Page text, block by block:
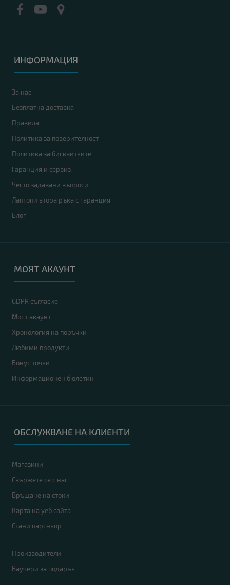
ИНФОРМАЦИЯ
За нас
Безплатна доставка
Правила
Политика за поверителност
Политика за бисквитките
Гаранция и сервиз
Често задавани въпроси
Лаптопи втора ръка с гаранция
Блог
МОЯТ АКАУНТ
GDPR съгласие
Моят акаунт
Хронология на поръчки
Любими продукти
Бонус точки
Информационен бюлетин
ОБСЛУЖВАНЕ НА КЛИЕНТИ
Магазини
Свържете се с нас
Връщане на стоки
Карта на уеб сайта
Стани партньор
Производители
Ваучери за подарък